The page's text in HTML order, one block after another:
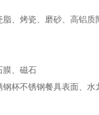
、烤瓷、磨砂、高铝质
膜、磁石
杯不锈钢餐具表面、水